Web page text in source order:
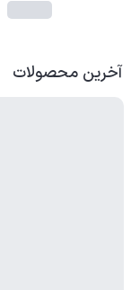
آخرین محصولات